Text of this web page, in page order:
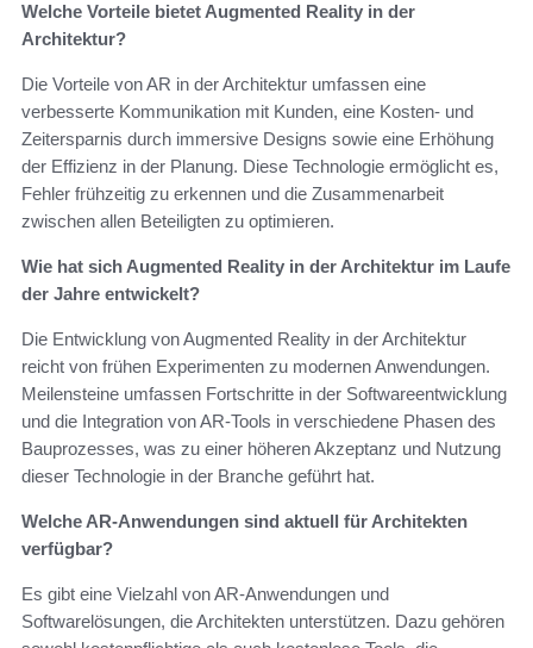
Welche Vorteile bietet Augmented Reality in der
Architektur?
Die Vorteile von AR in der Architektur umfassen eine
verbesserte Kommunikation mit Kunden, eine Kosten- und
Zeitersparnis durch immersive Designs sowie eine Erhöhung
der Effizienz in der Planung. Diese Technologie ermöglicht es,
Fehler frühzeitig zu erkennen und die Zusammenarbeit
zwischen allen Beteiligten zu optimieren.
Wie hat sich Augmented Reality in der Architektur im Laufe
der Jahre entwickelt?
Die Entwicklung von Augmented Reality in der Architektur
reicht von frühen Experimenten zu modernen Anwendungen.
Meilensteine umfassen Fortschritte in der Softwareentwicklung
und die Integration von AR-Tools in verschiedene Phasen des
Bauprozesses, was zu einer höheren Akzeptanz und Nutzung
dieser Technologie in der Branche geführt hat.
Welche AR-Anwendungen sind aktuell für Architekten
verfügbar?
Es gibt eine Vielzahl von AR-Anwendungen und
Softwarelösungen, die Architekten unterstützen. Dazu gehören